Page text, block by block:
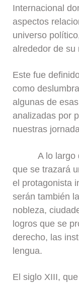
Internacional
aspectos
universo
alrededor de su
Este fue
como
algunas de
analizadas por
nuestras
A lo largo de
que se trazará
el protagonista
serán también
nobleza,
logros que se
derecho, las
lengua.
El siglo XIII,